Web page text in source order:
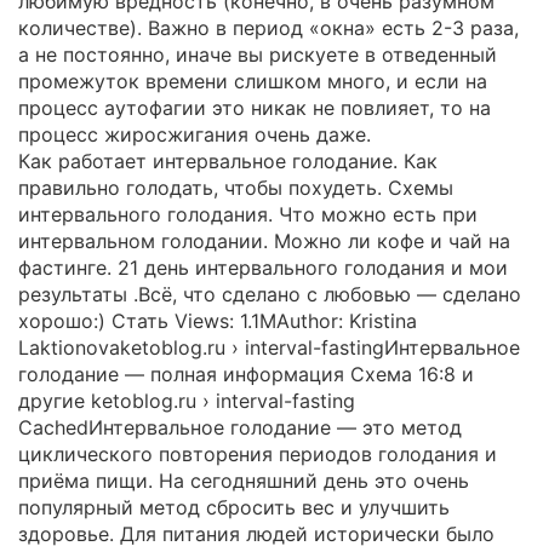
количестве). Важно в период «окна» есть 2-3 раза,
а не постоянно, иначе вы рискуете в отведенный
промежуток времени слишком много, и если на
процесс аутофагии это никак не повлияет, то на
процесс жиросжигания очень даже.
Как работает интервальное голодание. Как
правильно голодать, чтобы похудеть. Схемы
интервального голодания. Что можно есть при
интервальном голодании. Можно ли кофе и чай на
фастинге. 21 день интервального голодания и мои
результаты ️.Всё, что сделано с любовью — сделано
хорошо:) Стать Views: 1.1MAuthor: Kristina
Laktionovaketoblog.ru › interval-fastingИнтервальное
голодание — полная информация Схема 16:8 и
другие ketoblog.ru › interval-fasting
CachedИнтервальное голодание — это метод
циклического повторения периодов голодания и
приёма пищи. На сегодняшний день это очень
популярный метод сбросить вес и улучшить
здоровье. Для питания людей исторически было